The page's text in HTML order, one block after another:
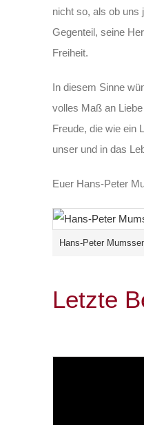
nicht so, als ob uns
Gegenteil, seine
Freiheit.
In diesem Sinne
volles Maß an
Freude, die wie ein
unser und in das
Euer Hans-Peter
Hans-Peter
Letzte